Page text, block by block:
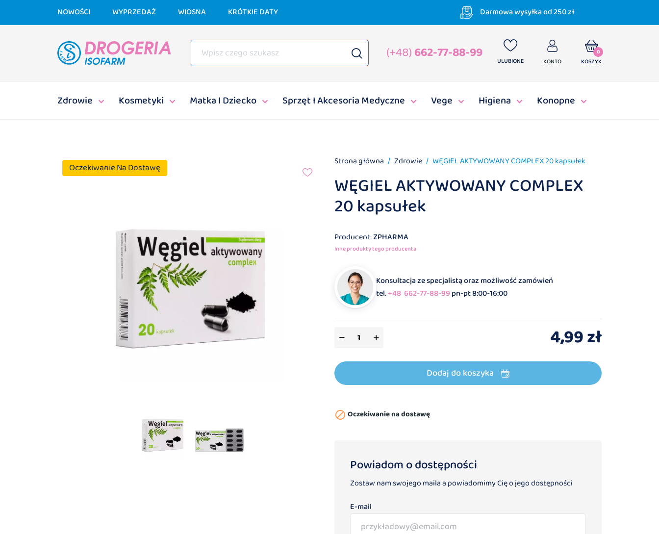
NOWOŚCI WYPRZEDAŻ WIOSNA KRÓTKIE DATY Darmowa wysyłka od 250 zł
(+48)662-77-88-99 ULUBIONE KONTO
0
KOSZYK
Zdrowie Kosmetyki Matka I Dziecko Sprzęt I Akcesoria Medyczne Vege Higiena Konopne
Oczekiwanie Na Dostawę Strona główna Zdrowie WĘGIEL AKTYWOWANY COMPLEX 20 kapsułek
WĘGIEL AKTYWOWANY COMPLEX
20 kapsułek
Producent:ZPHARMA
Inne produkty tego producenta
Konsultacja ze specjalistą oraz możliwość zamówień
tel.+48 662-77-88-99 pn-pt 8:00-16:00
4,99 zł
Dodaj do koszyka
 Oczekiwanie na dostawę
Powiadom o dostępności
Zostaw nam swojego maila a powiadomimy Cię o jego dostępności
E-mail